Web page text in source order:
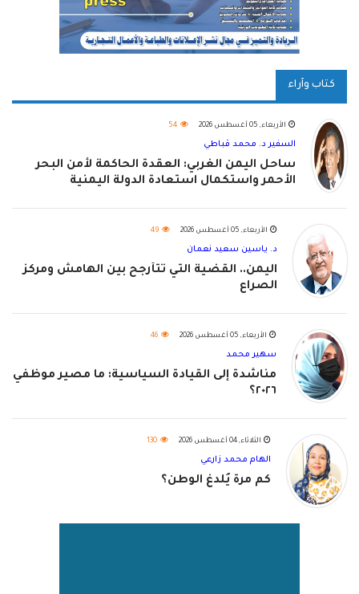
كتاب وآراء
الأربعاء, 05 أغسطس 2026 54
السفير د. محمد قباطي
ساحل اليمن الغربي: العقدة الحاكمة لأمن البحر
الأحمر واستكمال استعادة الدولة اليمنية
الأربعاء, 05 أغسطس 2026 49
د. ياسين سعيد نعمان
اليمن.. القضية التي تتأرجح بين الهامش ومركز
الصراع
الأربعاء, 05 أغسطس 2026 46
سهير محمد
مناشدة إلى القيادة السياسية: ما مصير موظفي
٢٠٢٦؟
الثلاثاء, 04 أغسطس 2026 130
الهام محمد زارعي
كم مرة يُلدغ الوطن؟